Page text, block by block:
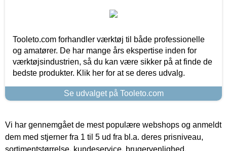
Tooleto.com forhandler værktøj til både professionelle
og amatører. De har mange års ekspertise inden for
værktøjsindustrien, så du kan være sikker på at finde de
bedste produkter. Klik her for at se deres udvalg.
Se udvalget på Tooleto.com
Vi har gennemgået de mest populære webshops og anmeldt
dem med stjerner fra 1 til 5 ud fra bl.a. deres prisniveau,
sortimentstørrelse, kundeservice, brugervenlighed,